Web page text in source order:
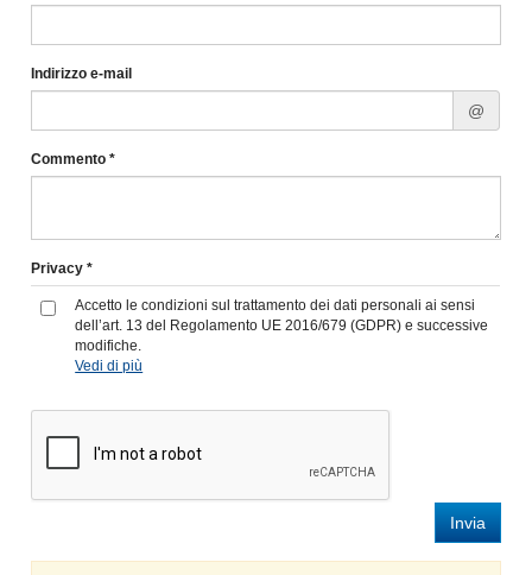
Indirizzo e-mail
@
Commento *
Privacy *
Accetto le condizioni sul trattamento dei dati personali ai sensi
dell’art. 13 del Regolamento UE 2016/679 (GDPR) e successive
modifiche.
Vedi di più
Invia